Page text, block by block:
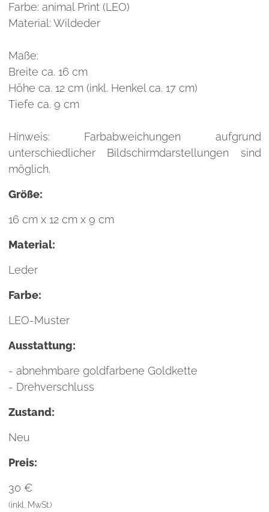
Farbe: animal Print (LEO)
Material: Wildeder
Maße:
Breite ca. 16 cm
Höhe ca. 12 cm (inkl. Henkel ca. 17 cm)
Tiefe ca. 9 cm
Hinweis: Farbabweichungen aufgrund
unterschiedlicher Bildschirmdarstellungen sind
möglich.
Größe:
16 cm x 12 cm x 9 cm
Material:
Leder
Farbe:
LEO-Muster
Ausstattung:
- abnehmbare goldfarbene Goldkette
- Drehverschluss
Zustand:
Neu
Preis:
30 €
(inkl. MwSt.)